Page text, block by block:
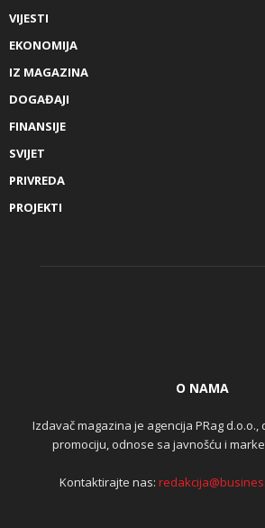
VIJESTI
EKONOMIJA
IZ MAGAZINA
DOGAĐAJI
FINANSIJE
SVIJET
PRIVREDA
PROJEKTI
O NAMA
Izdavač magazina je agencija PRag
promociju, odnose sa javnošću i
Kontaktirajte nas: